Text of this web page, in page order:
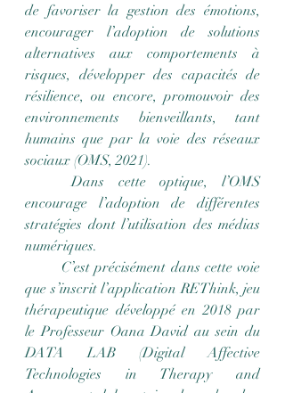
de favoriser la gestion des émotions,
encourager l’adoption de solutions
alternatives aux comportements à
risques, développer des capacités de
résilience, ou encore, promouvoir des
environnements bienveillants, tant
humains que par la voie des réseaux
sociaux (OMS, 2021).
	Dans cette optique, l’OMS
encourage l’adoption de différentes
stratégies dont l’utilisation des médias
numériques.
que s’inscrit l’application REThink, jeu
thérapeutique développé en 2018 par
le Professeur Oana David au sein du
DATA LAB (Digital Affective
Technologies in Therapy and